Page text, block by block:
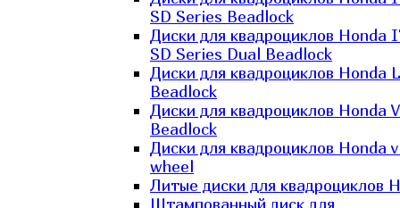
SD Series Beadlock
Диски для квадроциклов Honda
SD Series Dual Beadlock
Диски для квадроциклов Honda
Beadlock
Диски для квадроциклов Honda
Beadlock
Диски для квадроциклов Honda
wheel
Литые диски для квадроциклов
Штампованный диск для